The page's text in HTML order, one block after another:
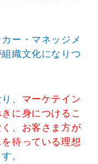
ー・マネッジメ
織文化になりつ
、 マーケテイン
に身につけるこ
、お客さま方が
待っている理想
。